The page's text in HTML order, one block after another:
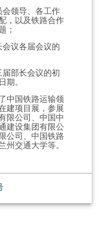
领导、各工作
，以及铁路合作
；
议各届会议的
部长会议的初
期。
中国铁路运输领
建项目展，参展
限公司、中国中
建设集团有限公
公司、中国铁路
州交通大学等。